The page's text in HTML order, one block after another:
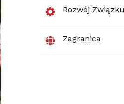
Rozwój Związku
Zagranica